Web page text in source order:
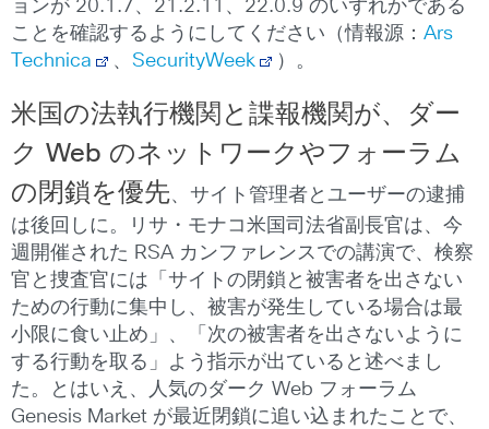
ョンが 20.1.7、21.2.11、22.0.9 のいずれかである
ことを確認するようにしてください（情報源： Ars
Technica
、 SecurityWeek ）。
米国の法執行機関と諜報機関が、ダー
ク Web のネットワークやフォーラム
の閉鎖を優先、サイト管理者とユーザーの逮捕
は後回しに。リサ・モナコ米国司法省副長官は、今
週開催された RSA カンファレンスでの講演で、検察
官と捜査官には「サイトの閉鎖と被害者を出さない
ための行動に集中し、被害が発生している場合は最
小限に食い止め」、「次の被害者を出さないように
する行動を取る」よう指示が出ていると述べまし
た。とはいえ、人気のダーク Web フォーラム
Genesis Market が最近閉鎖に追い込まれたことで、